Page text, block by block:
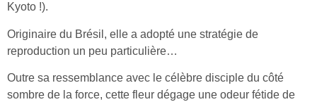
Kyoto !).
Originaire du Brésil, elle a adopté une stratégie de
reproduction un peu particulière…
Outre sa ressemblance avec le célèbre disciple du côté
sombre de la force, cette fleur dégage une odeur fétide de